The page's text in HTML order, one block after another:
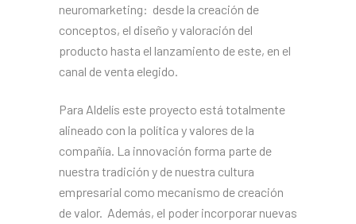
neuromarketing: desde la creación de
conceptos, el diseño y valoración del
producto hasta el lanzamiento de este, en el
canal de venta elegido.
Para Aldelís este proyecto está totalmente
alineado con la política y valores de la
compañía. La innovación forma parte de
nuestra tradición y de nuestra cultura
empresarial como mecanismo de creación
de valor. Además, el poder incorporar nuevas